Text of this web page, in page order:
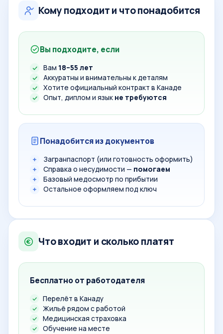
Кому подходит и что понадобится
Вы подходите, если
Вам 18–55 лет
Аккуратны и внимательны к деталям
Хотите официальный контракт в Канаде
Опыт, диплом и язык не требуются
Понадобится из документов
Загранпаспорт (или готовность оформить)
Справка о несудимости — помогаем
Базовый медосмотр по прибытии
Остальное оформляем под ключ
Что входит и сколько платят
Бесплатно от работодателя
Перелёт в Канаду
Жильё рядом с работой
Медицинская страховка
Обучение на месте